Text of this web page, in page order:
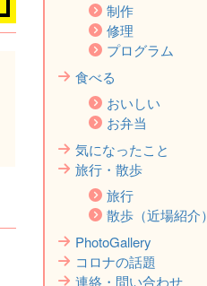
制作
修理
プログラム
食べる
おいしい
お弁当
気になったこと
旅行・散歩
旅行
散歩（近場紹介）
PhotoGallery
コロナの話題
連絡・問い合わせ